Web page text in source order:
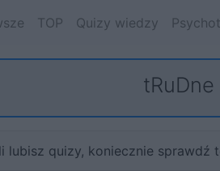
TOP Quizy wiedzy
lubisz quizy, koniecznie sprawdź